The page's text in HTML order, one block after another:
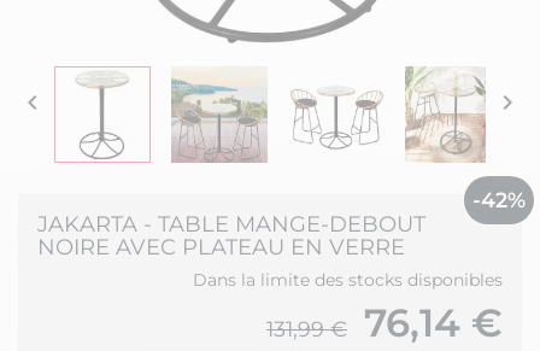
 
-42%
JAKARTA - TABLE MANGE-DEBOUT
NOIRE AVEC PLATEAU EN VERRE
Dans la limite des stocks disponibles
131,99 € 76,14 €